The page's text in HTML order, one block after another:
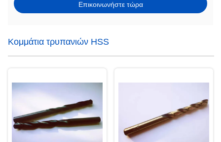
Επικοινωνήστε τώρα
Κομμάτια τρυπανιών HSS